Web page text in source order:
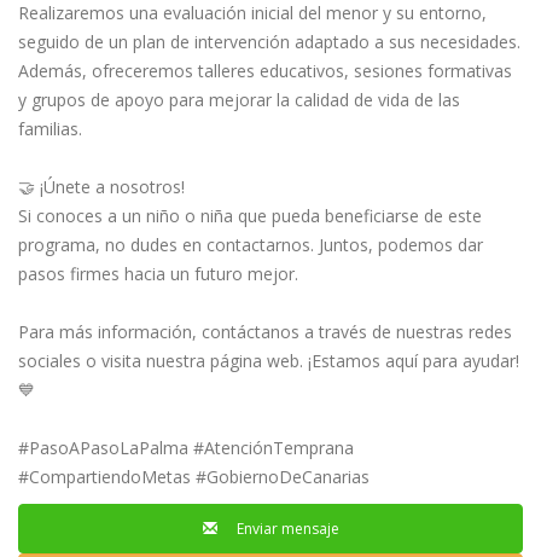
Realizaremos una evaluación inicial del menor y su entorno,
seguido de un plan de intervención adaptado a sus necesidades.
Además, ofreceremos talleres educativos, sesiones formativas
y grupos de apoyo para mejorar la calidad de vida de las
familias.
🤝 ¡Únete a nosotros!
Si conoces a un niño o niña que pueda beneficiarse de este
programa, no dudes en contactarnos. Juntos, podemos dar
pasos firmes hacia un futuro mejor.
Para más información, contáctanos a través de nuestras redes
sociales o visita nuestra página web. ¡Estamos aquí para ayudar!
💙
#PasoAPasoLaPalma #AtenciónTemprana
#CompartiendoMetas #GobiernoDeCanarias
Enviar mensaje